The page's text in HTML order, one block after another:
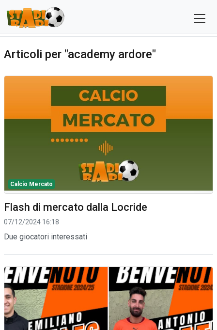
Articoli per "academy ardore"
Calcio Mercato
Flash di mercato dalla Locride
07/12/2024 16:18
Due giocatori interessati